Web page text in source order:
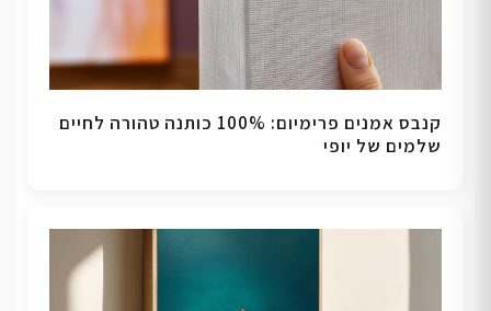
קנבס אמנים פרימיום: 100% כותנה טהורה לחיים
שלמים של יופי